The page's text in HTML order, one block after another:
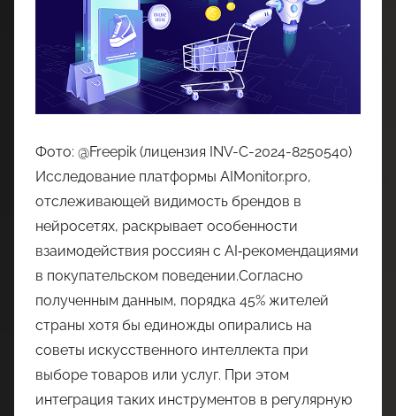
Фото: @Freepik (лицензия INV-C-2024-8250540)
Исследование платформы AIMonitor.pro,
отслеживающей видимость брендов в
нейросетях, раскрывает особенности
взаимодействия россиян с AI‑рекомендациями
в покупательском поведении.Согласно
полученным данным, порядка 45% жителей
страны хотя бы единожды опирались на
советы искусственного интеллекта при
выборе товаров или услуг. При этом
интеграция таких инструментов в регулярную